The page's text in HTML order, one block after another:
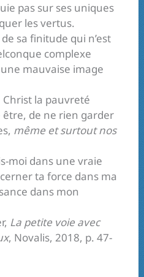
pas sur ses uniques
les vertus.
sa finitude qui n’est
complexe
mauvaise image
Christ la pauvreté
de ne rien garder
même et surtout nos
moi dans une vraie
ta force dans ma
dans mon
La petite voie avec
, Novalis, 2018, p. 47-